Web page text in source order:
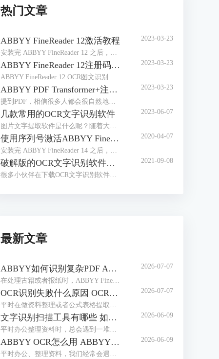
热门文章
ABBYY FineReader 12激活教程 2023-03-23
ABBYY FineReader 12注册码-激活码-序列号地址 2023-03-23
ABBYY PDF Transformer+注册码-激活码-序列号地址 2023-03-23
几款常用的OCR文字识别软件 2023-06-07
使用序列号激活ABBYY FineReader 14 2020-04-07
破解版的OCR文字识别软件，带来了太多安全问题 2021-09-08
最新文章
ABBYY如何识别复杂PDF ABBYY如何识别竖排繁体 2026-07-07
OCR识别失败什么原因 OCR识别如何保证位置正确 2026-07-07
文字识别扫描工具有哪些 如何文字识别扫描文件 2026-06-09
ABBYY OCR怎么用 ABBYY怎么修改PDF里面的文字 2026-06-09